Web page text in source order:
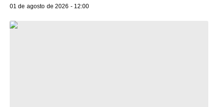
01 de agosto de 2026 - 12:00